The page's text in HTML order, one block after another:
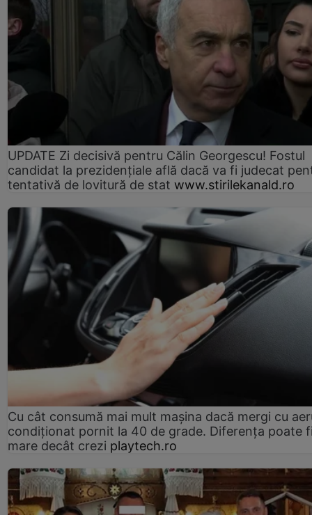
UPDATE Zi decisivă pentru Călin Georgescu! Fostul
candidat la prezidențiale află dacă va fi judecat
tentativă de lovitură de stat www.stirilekanald.ro
Cu cât consumă mai mult mașina dacă mergi cu
condiționat pornit la 40 de grade. Diferența poate
mare decât crezi playtech.ro